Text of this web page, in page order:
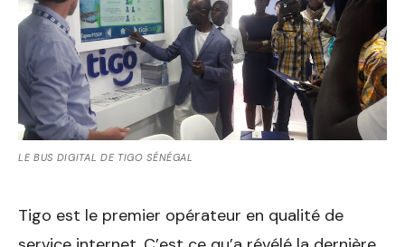
LE BUS DIGITAL DE TIGO SÉNÉGAL
Tigo est le premier opérateur en qualité de